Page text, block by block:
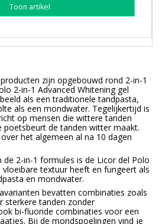
Toon artikel
zijn opgebouwd rond 2-in-1
2-in-1 Advanced Whitening gel
als een traditionele tandpasta,
als een mondwater. Tegelijkertijd is
op mensen die wittere tanden
poetsbeurt de tanden witter maakt.
het algemeen al na 10 dagen
de 2-in-1 formules is de Licor del Polo
textuur heeft en fungeert als
en mondwater.
bevatten combinaties zoals
sterkere tanden zonder
bi-fluoride combinaties voor een
Bij de mondspoelingen vind je